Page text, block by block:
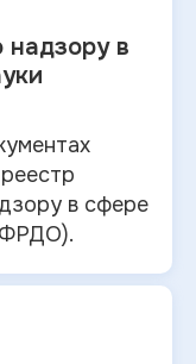
надзору в
реестр
в сфере